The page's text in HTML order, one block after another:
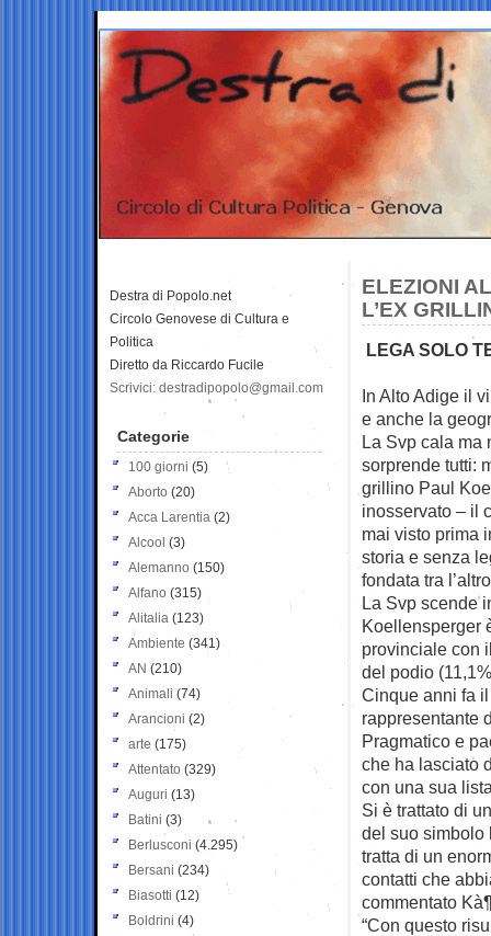
ELEZIONI
L’EX
LEGA SOLO
In Alto Adige il
e anche la
La Svp cala ma
sorprende tutti:
grillino Paul
inosservato – il
mai visto prima
storia e senza
fondata tra
La Svp scende
Koellensperger
provinciale con
del podio
Cinque anni fa
rappresentante
Pragmatico e
che ha lasciato
con una sua
Si è trattato di
del suo simbolo
tratta di un
contatti che
commentato
“Con questo
Destra di Popolo.net
Circolo Genovese di Cultura e
Politica
Diretto da Riccardo Fucile
Scrivici: destradipopolo@gmail.com
Categorie
100 giorni (5)
Aborto (20)
Acca Larentia (2)
Alcool (3)
Alemanno (150)
Alfano (315)
Alitalia (123)
Ambiente (341)
AN (210)
Animali (74)
Arancioni (2)
arte (175)
Attentato (329)
Auguri (13)
Batini (3)
Berlusconi (4.295)
Bersani (234)
Biasotti (12)
Boldrini (4)